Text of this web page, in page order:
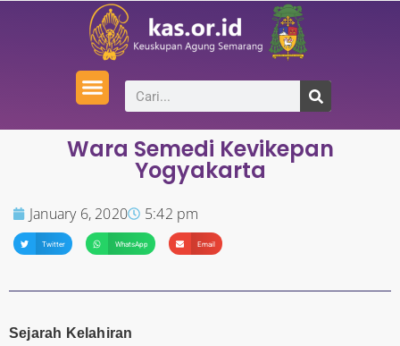
Wara Semedi Kevikepan
Yogyakarta
January 6, 2020 5:42 pm
Twitter WhatsApp Email
Sejarah Kelahiran